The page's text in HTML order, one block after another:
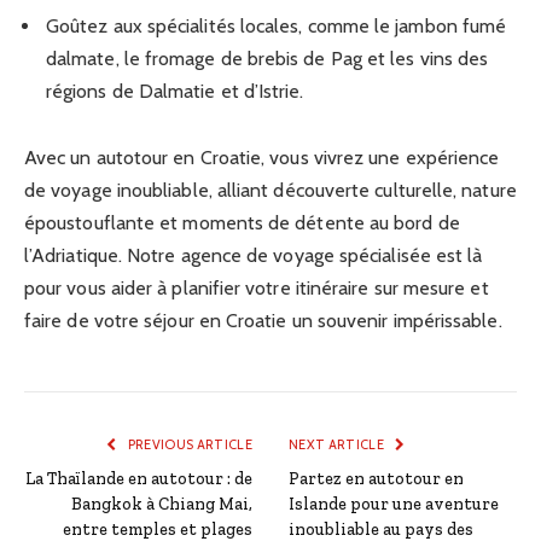
Goûtez aux spécialités locales, comme le jambon fumé
dalmate, le fromage de brebis de Pag et les vins des
régions de Dalmatie et d’Istrie.
Avec un autotour en Croatie, vous vivrez une expérience
de voyage inoubliable, alliant découverte culturelle, nature
époustouflante et moments de détente au bord de
l’Adriatique. Notre agence de voyage spécialisée est là
pour vous aider à planifier votre itinéraire sur mesure et
faire de votre séjour en Croatie un souvenir impérissable.
PREVIOUS ARTICLE
La Thaïlande en autotour : de
Bangkok à Chiang Mai,
entre temples et plages
NEXT ARTICLE
Partez en autotour en
Islande pour une aventure
inoubliable au pays des